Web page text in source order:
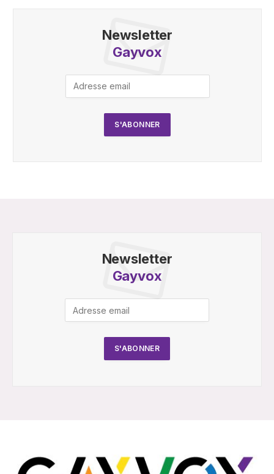
Newsletter
Gayvox
Newsletter
Gayvox